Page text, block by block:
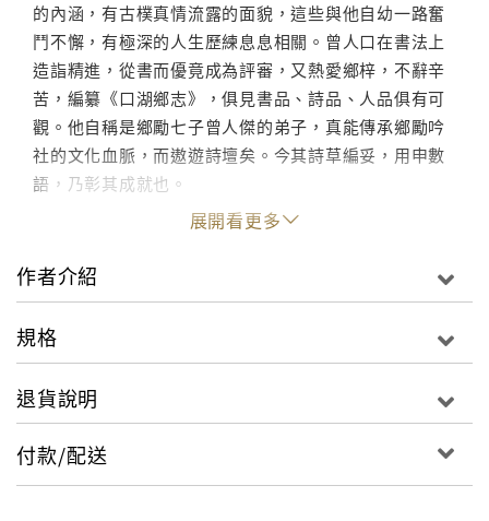
的內涵，有古樸真情流露的面貌，這些與他自幼一路奮
鬥不懈，有極深的人生歷練息息相關。曾人口在書法上
造詣精進，從書而優竟成為評審，又熱愛鄉梓，不辭辛
苦，編纂《口湖鄉志》，俱見書品、詩品、人品俱有可
觀。他自稱是鄉勵七子曾人傑的弟子，真能傳承鄉勵吟
社的文化血脈，而遨遊詩壇矣。今其詩草編妥，用申數
語，乃彰其成就也。
展開看更多
作者介紹
規格
退貨說明
付款/配送